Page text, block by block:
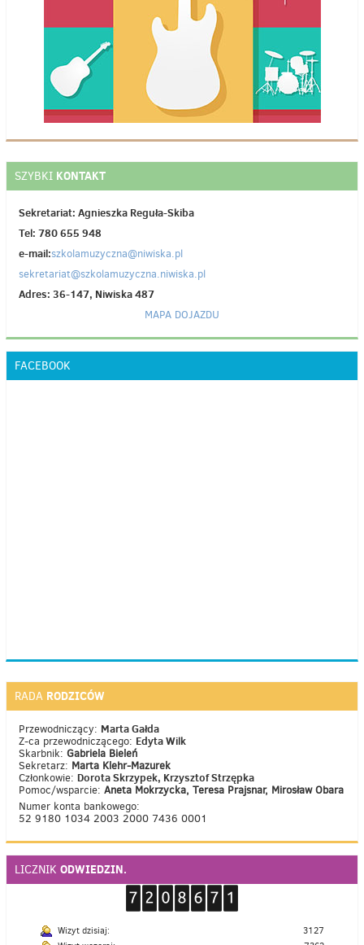
SZYBKI KONTAKT
Sekretariat: Agnieszka Reguła-Skiba
Tel: 780 655 948
e-mail:szkolamuzyczna@niwiska.pl
sekretariat@szkolamuzyczna.niwiska.pl
Adres: 36-147, Niwiska 487
MAPA DOJAZDU
FACEBOOK
RADA RODZICÓW
Przewodniczący: Marta Gałda
Z-ca przewodniczącego: Edyta Wilk
Skarbnik: Gabriela Bieleń
Sekretarz: Marta Klehr-Mazurek
Członkowie: Dorota Skrzypek, Krzysztof Strzępka
Pomoc/wsparcie: Aneta Mokrzycka, Teresa Prajsnar, Mirosław Obara
Numer konta bankowego:
52 9180 1034 2003 2000 7436 0001
LICZNIK ODWIEDZIN.
Wizyt dzisiaj:
3127